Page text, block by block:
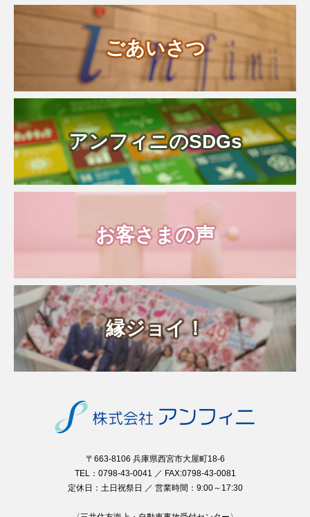
ごあいさつ
アンフィニのSDGs
お客さまの声
縁ジョイ！
〒663-8106 兵庫県西宮市大屋町18-6
TEL：0798-43-0041 ／ FAX:0798-43-0081
定休日：土日祝祭日 ／ 営業時間：9:00～17:30